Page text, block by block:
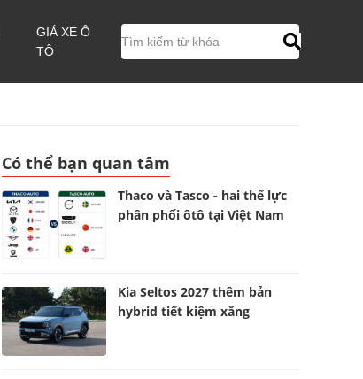
GIÁ XE Ô
TÔ
Có thể bạn quan tâm
Thaco và Tasco - hai thế lực
phân phối ôtô tại Việt Nam
Kia Seltos 2027 thêm bản
hybrid tiết kiệm xăng